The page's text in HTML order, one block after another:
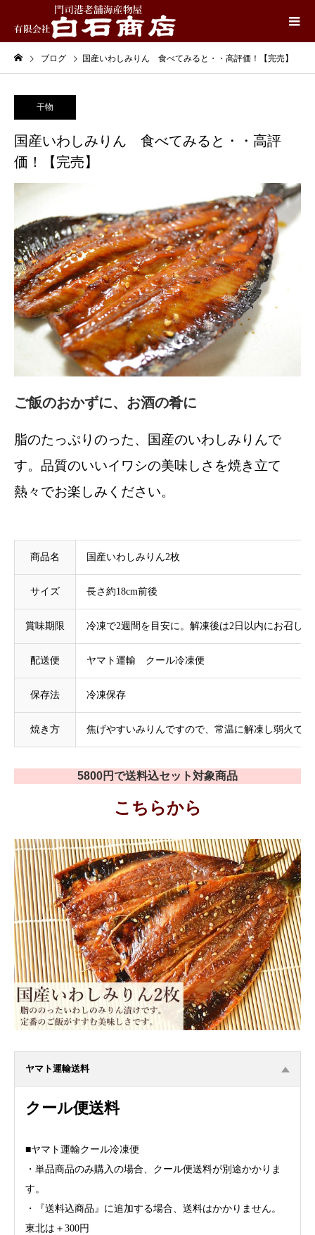
ブログ 国産いわしみりん 食べてみると・・高評価！【完売】
干物
国産いわしみりん 食べてみると・・高評
価！【完売】
ご飯のおかずに、お酒の肴に
脂のたっぷりのった、国産のいわしみりんで
す。品質のいいイワシの美味しさを焼き立て
熱々でお楽しみください。
商品名 国産いわしみりん2枚
サイズ 長さ約18cm前後
賞味期限 冷凍で2週間を目安に。解凍後は2日以内にお召し
配送便 ヤマト運輸 クール冷凍便
保存法 冷凍保存
焼き方 焦げやすいみりんですので、常温に解凍し弱火で
5800円で送料込セット対象商品
こちらから
ヤマト運輸送料
クール便送料
■ヤマト運輸クール冷凍便
・単品商品のみ購入の場合、クール便送料が別途かかりま
す。
・『送料込商品』に追加する場合、送料はかかりません。
東北は＋300円